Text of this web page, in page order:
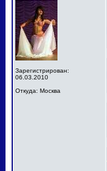
Зарегистрирован:
06.03.2010
Откуда: Москва